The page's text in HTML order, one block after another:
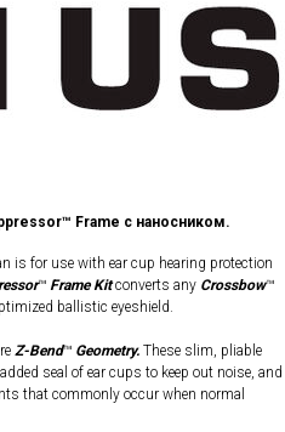
Frame с наносником.
is for use with ear cup hearing protection
™ Frame Kitconverts any Crossbow™
ballistic eyeshield.
Z-Bend™ Geometry. These slim, pliable
seal of ear cups to keep out noise, and
that commonly occur when normal